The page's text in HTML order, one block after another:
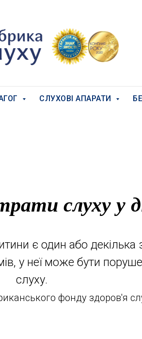
СЛУХОВІ АПАРАТИ
слуху у
є один або декілька
у неї може бути
слуху.
фонду здоров'я